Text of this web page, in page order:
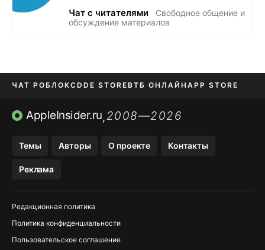
Чат с читателями
Свободное общение и
обсуждение материалов
ЧАТ РОБЛОКСDDE STOREВТБ ОНЛАЙН APP STORE
OZON БАНК KAKAOTALK И BIP
AppleInsider.ru,2008—2026
Темы Авторы О проекте Контакты
Реклама
Редакционная политика
Политика конфиденциальности
Пользовательское соглашение